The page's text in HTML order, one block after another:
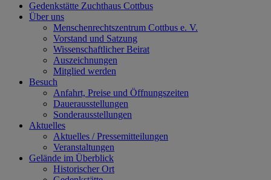
Gedenkstätte Zuchthaus Cottbus
Über uns
Menschenrechtszentrum Cottbus e. V.
Vorstand und Satzung
Wissenschaftlicher Beirat
Auszeichnungen
Mitglied werden
Besuch
Anfahrt, Preise und Öffnungszeiten
Dauerausstellungen
Sonderausstellungen
Aktuelles
Aktuelles / Pressemitteilungen
Veranstaltungen
Gelände im Überblick
Historischer Ort